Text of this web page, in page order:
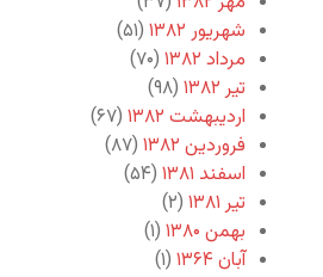
شهریور ۱۳۸۲
(۵۱)
مرداد ۱۳۸۲
(۷۰)
تیر ۱۳۸۲
(۹۸)
اردیبهشت ۱۳۸۲
(۶۷)
فروردین ۱۳۸۲
(۸۷)
اسفند ۱۳۸۱
(۵۴)
تیر ۱۳۸۱
(۲)
بهمن ۱۳۸۰
(۱)
آبان ۱۳۶۴
(۱)